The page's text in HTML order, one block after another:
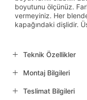
boyutunu ölçünüz.
vermeyiniz. Her
kapağındaki dişlidir.
Teknik Özellikler
Montaj Bilgileri
Teslimat Bilgileri